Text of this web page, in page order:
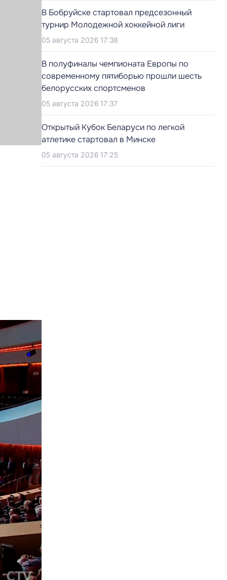
В Бобруйске стартовал предсезонный
турнир Молодежной хоккейной лиги
05 августа 2026 17:38
В полуфиналы чемпионата Европы по
современному пятиборью прошли шесть
белорусских спортсменов
05 августа 2026 17:37
Открытый Кубок Беларуси по легкой
атлетике стартовал в Минске
05 августа 2026 17:25